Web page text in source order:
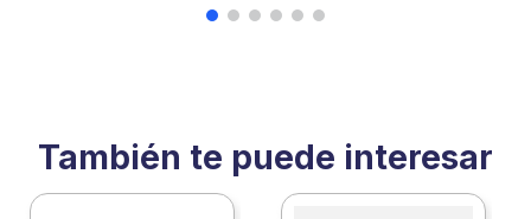
También te puede interesar